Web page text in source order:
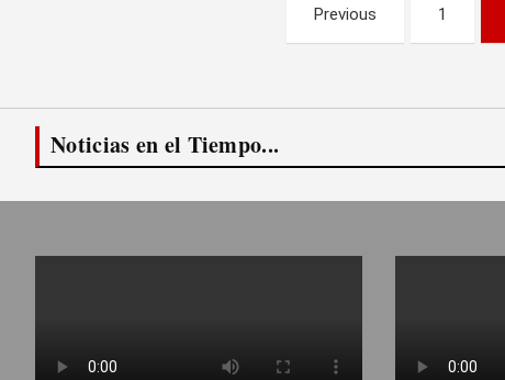
entradas
Previous 1
Noticias en el Tiempo...